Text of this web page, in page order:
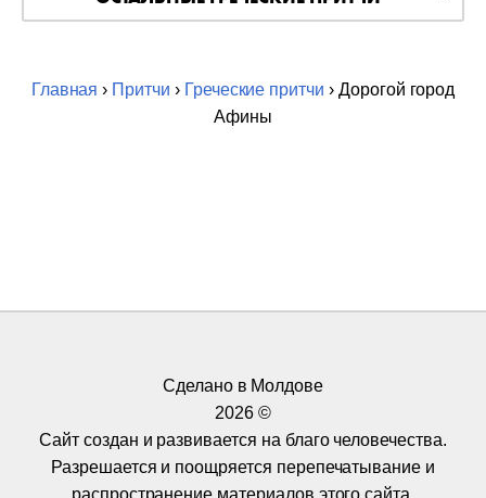
Главная › Притчи › Греческие притчи › Дорогой город
Афины
Сделано в Молдове
2026 ©
Сайт создан и развивается на благо человечества.
Разрешается и поощряется перепечатывание и